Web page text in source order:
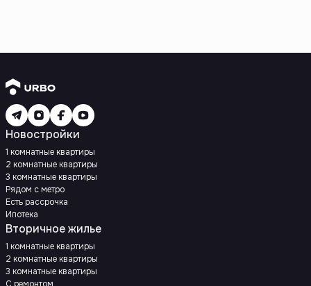
Новостройки
1 комнатные квартиры
2 комнатные квартиры
3 комнатные квартиры
Рядом с метро
Есть рассрочка
Ипотека
Вторичное жилье
1 комнатные квартиры
2 комнатные квартиры
3 комнатные квартиры